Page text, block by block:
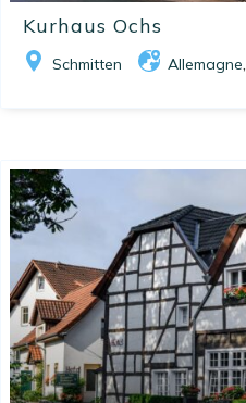
Kurhaus Ochs
Schmitten Allemagne,